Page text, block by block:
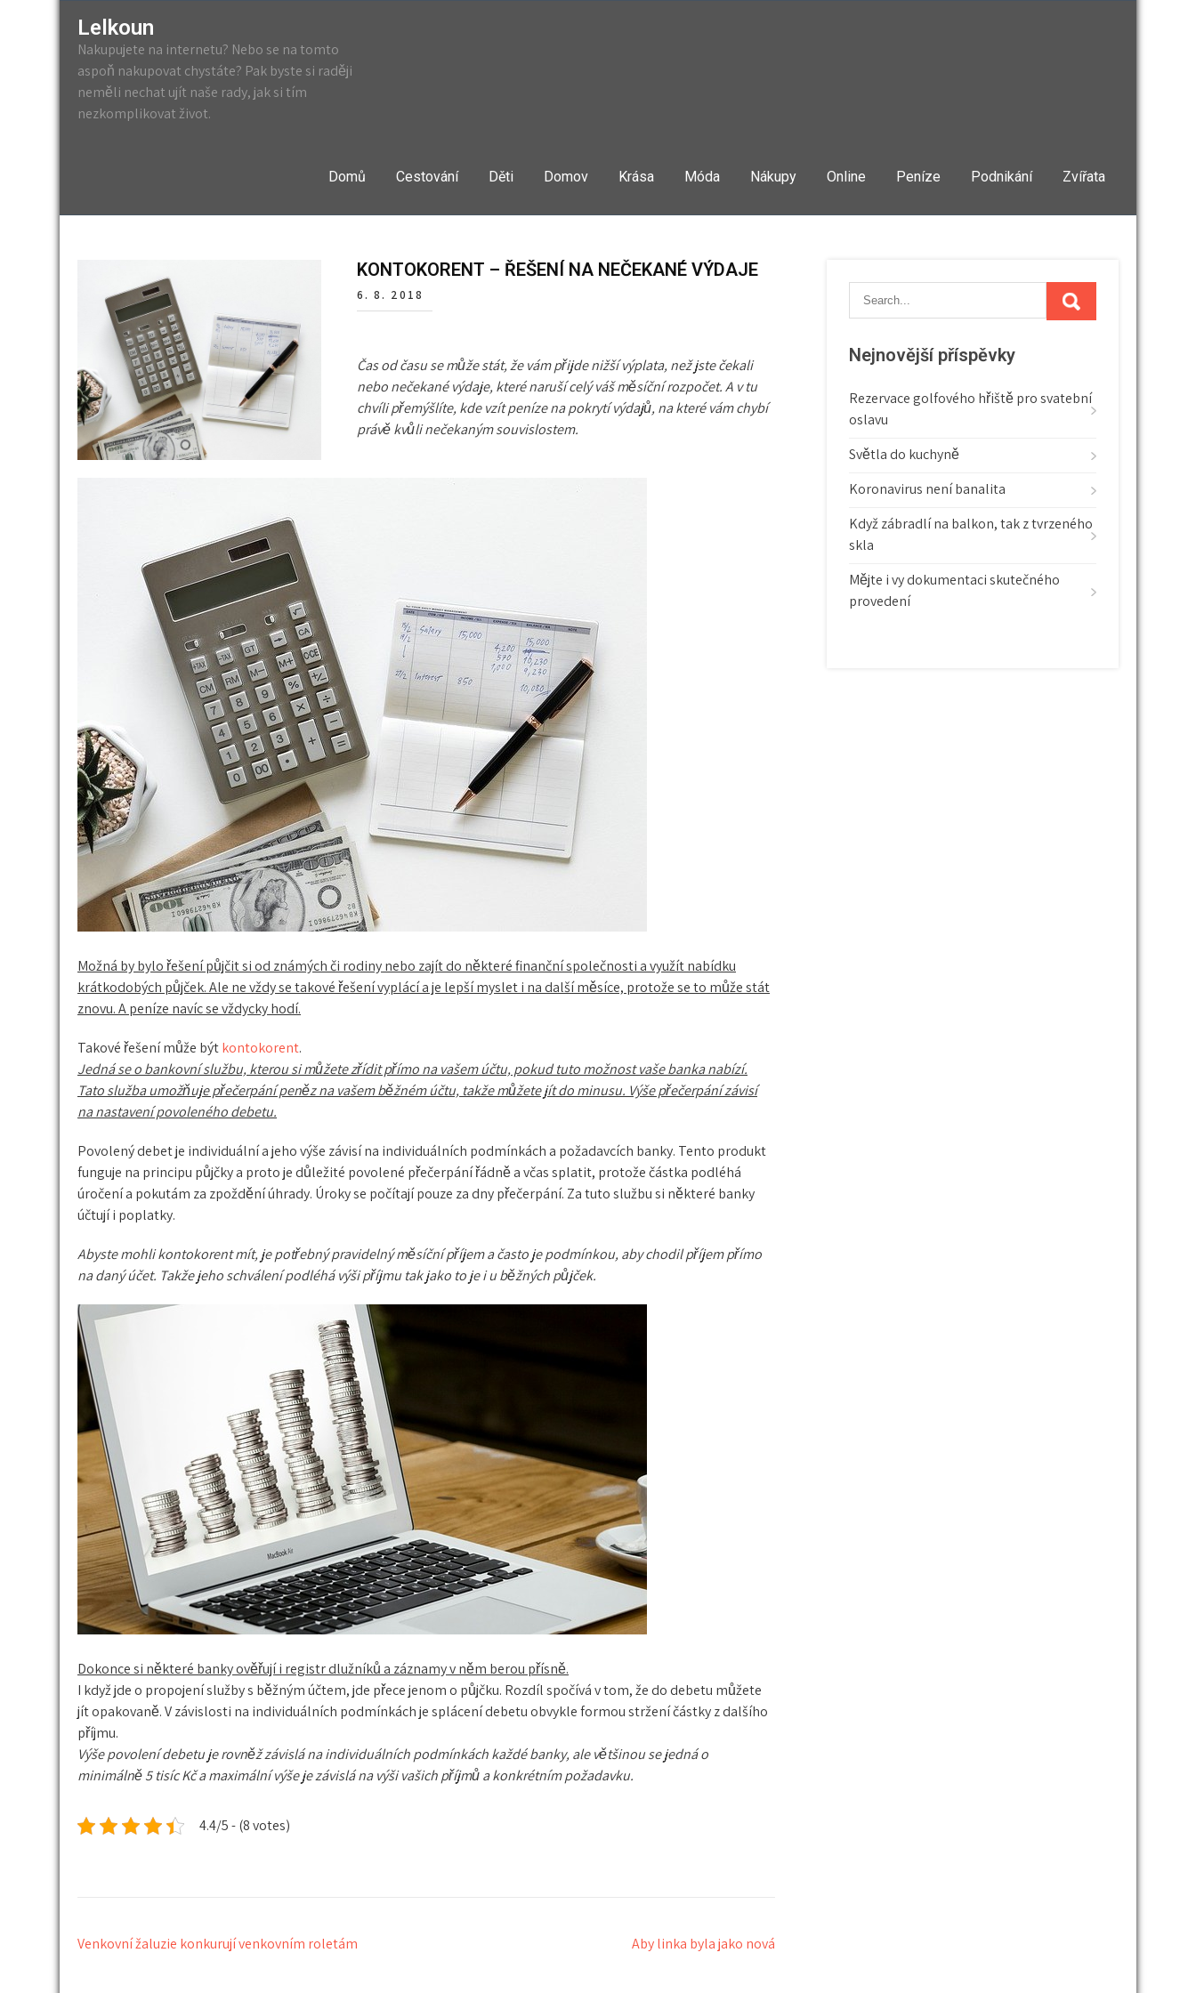
Lelkoun
Nakupujete na internetu? Nebo se na tomto
aspoň nakupovat chystáte? Pak byste si raději
neměli nechat ujít naše rady, jak si tím
nezkomplikovat život.
Domů Cestování Děti Domov Krása Móda Nákupy Online Peníze Podnikání Zvířata
KONTOKORENT – ŘEŠENÍ NA NEČEKANÉ VÝDAJE
6. 8. 2018
Čas od času se může stát, že vám přijde nižší výplata, než jste čekali
nebo nečekané výdaje, které naruší celý váš měsíční rozpočet. A v tu
chvíli přemýšlíte, kde vzít peníze na pokrytí výdajů, na které vám chybí
právě kvůli nečekaným souvislostem.
Možná by bylo řešení půjčit si od známých či rodiny nebo zajít do některé finanční společnosti a využít nabídku
krátkodobých půjček. Ale ne vždy se takové řešení vyplácí a je lepší myslet i na další měsíce, protože se to může stát
znovu. A peníze navíc se vždycky hodí.
Takové řešení může býtkontokorent.
Jedná se o bankovní službu, kterou si můžete zřídit přímo na vašem účtu, pokud tuto možnost vaše banka nabízí.
Tato služba umožňuje přečerpání peněz na vašem běžném účtu, takže můžete jít do minusu. Výše přečerpání závisí
na nastavení povoleného debetu.
Povolený debet je individuální a jeho výše závisí na individuálních podmínkách a požadavcích banky. Tento produkt
funguje na principu půjčky a proto je důležité povolené přečerpání řádně a včas splatit, protože částka podléhá
úročení a pokutám za zpoždění úhrady. Úroky se počítají pouze za dny přečerpání. Za tuto službu si některé banky
účtují i poplatky.
Abyste mohli kontokorent mít, je potřebný pravidelný měsíční příjem a často je podmínkou, aby chodil příjem přímo
na daný účet. Takže jeho schválení podléhá výši příjmu tak jako to je i u běžných půjček.
Dokonce si některé banky ověřují i registr dlužníků a záznamy v něm berou přísně.
I když jde o propojení služby s běžným účtem, jde přece jenom o půjčku. Rozdíl spočívá v tom, že do debetu můžete
jít opakovaně. V závislosti na individuálních podmínkách je splácení debetu obvykle formou stržení částky z dalšího
příjmu.
Výše povolení debetu je rovněž závislá na individuálních podmínkách každé banky, ale většinou se jedná o
minimálně 5 tisíc Kč a maximální výše je závislá na výši vašich příjmů a konkrétním požadavku.
4.4/5 - (8 votes)
Navigace
Venkovní žaluzie konkurují venkovním roletám Aby linka byla jako nová
Nejnovější příspěvky
Rezervace golfového hřiště pro svatební
oslavu
Světla do kuchyně
Koronavirus není banalita
Když zábradlí na balkon, tak z tvrzeného
skla
Mějte i vy dokumentaci skutečného
provedení